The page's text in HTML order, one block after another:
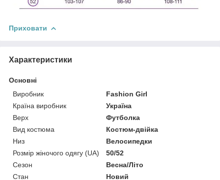
Приховати
Характеристики
Основні
Виробник
Fashion Girl
Країна виробник
Україна
Верх
Футболка
Вид костюма
Костюм-двійка
Низ
Велосипедки
Розмір жіночого одягу (UA)
50/52
Сезон
Весна/Літо
Стан
Новий